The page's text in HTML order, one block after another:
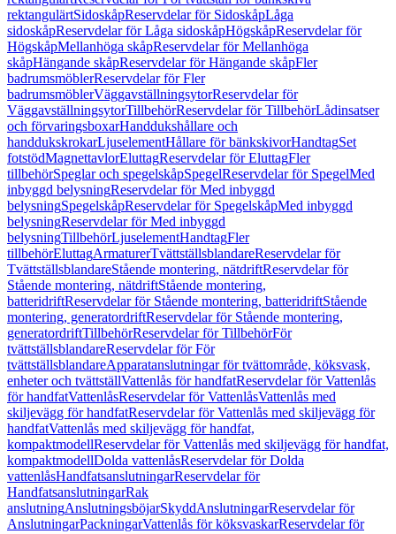
rektangulärtSidoskåpReservdelar för SidoskåpLåga
sidoskåpReservdelar för Låga sidoskåpHögskåpReservdelar för
HögskåpMellanhöga skåpReservdelar för Mellanhöga
skåpHängande skåpReservdelar för Hängande skåpFler
badrumsmöblerReservdelar för Fler
badrumsmöblerVäggavställningsytorReservdelar för
VäggavställningsytorTillbehörReservdelar för TillbehörLådinsatser
och förvaringsboxarHanddukshållare och
handdukskrokarLjuselementHållare för bänkskivorHandtagSet
fotstödMagnettavlorEluttagReservdelar för EluttagFler
tillbehörSpeglar och spegelskåpSpegelReservdelar för SpegelMed
inbyggd belysningReservdelar för Med inbyggd
belysningSpegelskåpReservdelar för SpegelskåpMed inbyggd
belysningReservdelar för Med inbyggd
belysningTillbehörLjuselementHandtagFler
tillbehörEluttagArmaturerTvättställsblandareReservdelar för
TvättställsblandareStående montering, nätdriftReservdelar för
Stående montering, nätdriftStående montering,
batteridriftReservdelar för Stående montering, batteridriftStående
montering, generatordriftReservdelar för Stående montering,
generatordriftTillbehörReservdelar för TillbehörFör
tvättställsblandareReservdelar för För
tvättställsblandareApparatanslutningar för tvättområde, köksvask,
enheter och tvättställVattenlås för handfatReservdelar för Vattenlås
för handfatVattenlåsReservdelar för VattenlåsVattenlås med
skiljevägg för handfatReservdelar för Vattenlås med skiljevägg för
handfatVattenlås med skiljevägg för handfat,
kompaktmodellReservdelar för Vattenlås med skiljevägg för handfat,
kompaktmodellDolda vattenlåsReservdelar för Dolda
vattenlåsHandfatsanslutningarReservdelar för
HandfatsanslutningarRak
anslutningAnslutningsböjarSkyddAnslutningarReservdelar för
AnslutningarPackningarVattenlås för köksvaskarReservdelar för